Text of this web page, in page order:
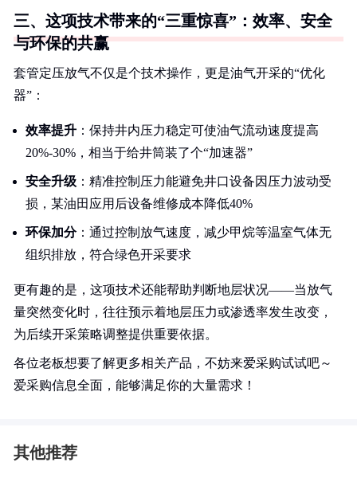
三、这项技术带来的“三重惊喜”：效率、安全
与环保的共赢
套管定压放气不仅是个技术操作，更是油气开采的“优化
器”：
效率提升 ：保持井内压力稳定可使油气流动速度提高
20%-30%，相当于给井筒装了个“加速器”
安全升级 ：精准控制压力能避免井口设备因压力波动受
损，某油田应用后设备维修成本降低40%
环保加分：通过控制放气速度，减少甲烷等温室气体无
组织排放，符合绿色开采要求
更有趣的是，这项技术还能帮助判断地层状况——当放气
量突然变化时，往往预示着地层压力或渗透率发生改变，
为后续开采策略调整提供重要依据。
各位老板想要了解更多相关产品，不妨来爱采购试试吧～
爱采购信息全面，能够满足你的大量需求！
其他推荐